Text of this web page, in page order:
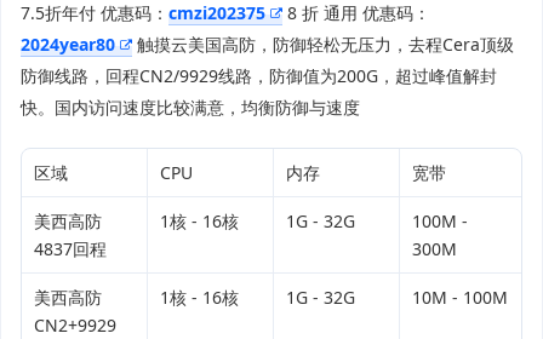
7.5折年付 优惠码： cmzi202375
8 折 通用 优惠码：
2024year80
触摸云美国高防，防御轻松无压力，去程Cera顶级
防御线路，回程CN2/9929线路，防御值为200G，超过峰值解封
快。国内访问速度比较满意，均衡防御与速度
区域 CPU 内存 宽带
美西高防
4837回程
1核 - 16核 1G - 32G
100M -
300M
美西高防
CN2+9929
1核 - 16核 1G - 32G 10M - 100M